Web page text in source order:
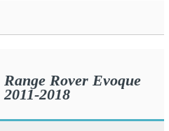
Range Rover Evoque
2011-2018